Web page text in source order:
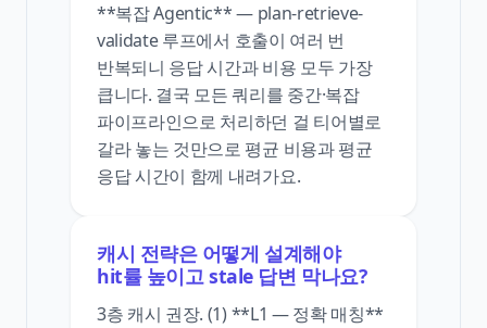
**복잡 Agentic** — plan-retrieve-
validate 루프에서 호출이 여러 번
반복되니 응답 시간과 비용 모두 가장
큽니다. 결국 모든 쿼리를 중간·복잡
파이프라인으로 처리하던 걸 티어별로
갈라 놓는 것만으로 평균 비용과 평균
응답 시간이 함께 내려가요.
캐시 전략은 어떻게 설계해야
hit률 높이고 stale 답변 막나요?
3층 캐시 권장. (1) **L1 — 정확 매칭**